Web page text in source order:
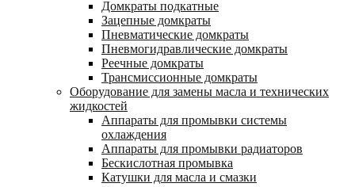
Домкраты подкатные
Зацепные домкраты
Пневматические домкраты
Пневмогидравлические домкраты
Реечные домкраты
Трансмиссионные домкраты
Оборудование для замены масла и технических
жидкостей
Аппараты для промывки системы
охлаждения
Аппараты для промывки радиаторов
Бескислотная промывка
Катушки для масла и смазки